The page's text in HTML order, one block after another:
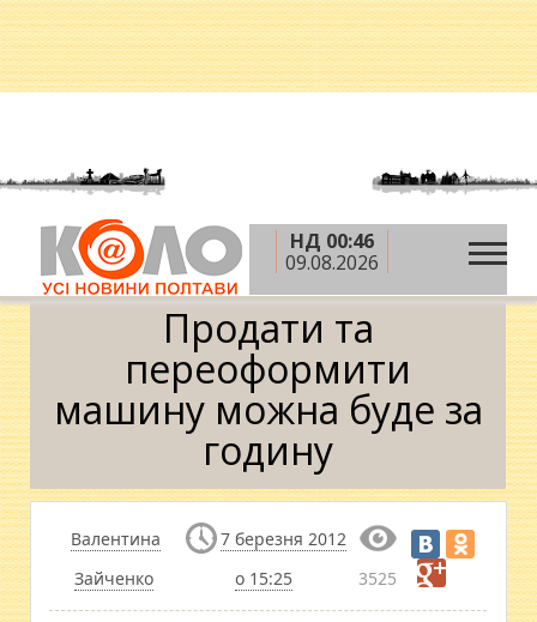
НД 00:46
09.08.2026
Головна » Авто »
Продати та переоформити
машину можна буде за годину
Продати та
переоформити
машину можна буде за
годину
Валентина
Зайченко
7 березня 2012
о 15:25
3525